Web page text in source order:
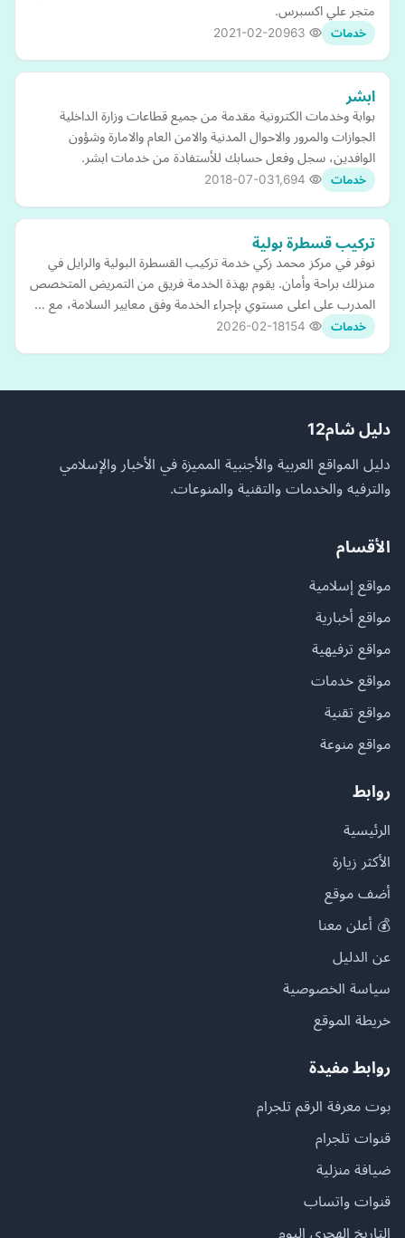
متجر علي اكسبرس.
خدمات 2021-02-20
ابشر
بوابة وخدمات الكترونية مقدمة من جميع قطاعات وزارة الداخلية
الجوازات والمرور والاحوال المدنية والامن العام والامارة وشؤون
الوافدين، سجل وفعل حسابك للأستفادة من خدمات ابشر.
خدمات 2018-07-03
تركيب قسطرة بولية
نوفر في مركز محمد زكي خدمة تركيب القسطرة البولية والرايل في
منزلك براحة وأمان. يقوم بهذة الخدمة فريق من التمريض المتخصص
المدرب على اعلى مستوي بإجراء الخدمة وفق معايير السلامة، مع …
خدمات 2026-02-18
دليل شام12
دليل المواقع العربية والأجنبية المميزة في الأخبار والإسلامي
والترفيه والخدمات والتقنية والمنوعات.
الأقسام
مواقع إسلامية
مواقع أخبارية
مواقع ترفيهية
مواقع خدمات
مواقع تقنية
مواقع منوعة
روابط
الرئيسية
الأكثر زيارة
أضف موقع
💰 أعلن معنا
عن الدليل
سياسة الخصوصية
خريطة الموقع
روابط مفيدة
بوت معرفة الرقم تلجرام
قنوات تلجرام
ضيافة منزلية
قنوات واتساب
التاريخ الهجري اليوم